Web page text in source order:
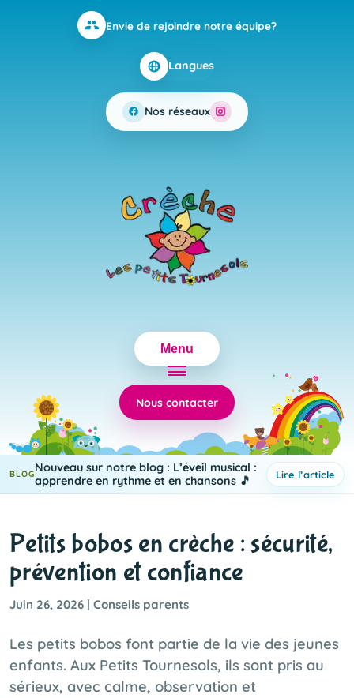
Envie de rejoindre notre équipe?
Nos réseaux
Langues
Menu
Nous contacter
FACEBOOKLes petits tournesols pour
l'association Child'Ange
En savoir plus
Petits bobos en crèche : sécurité,
prévention et confiance
Juin 26, 2026 | Conseils parents
Les petits bobos font partie de la vie des jeunes
enfants. Aux Petits Tournesols, ils sont pris au
sérieux, avec calme, observation et